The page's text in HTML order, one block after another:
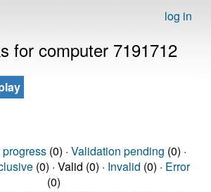
log in
for computer 7191712
progress(0) · Validation pending (0) ·
(0) · Valid (0) · Invalid (0) · Error
(0)